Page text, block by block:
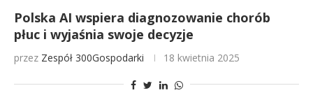
Polska AI wspiera diagnozowanie chorób
płuc i wyjaśnia swoje decyzje
przez Zespół 300Gospodarki 18 kwietnia 2025